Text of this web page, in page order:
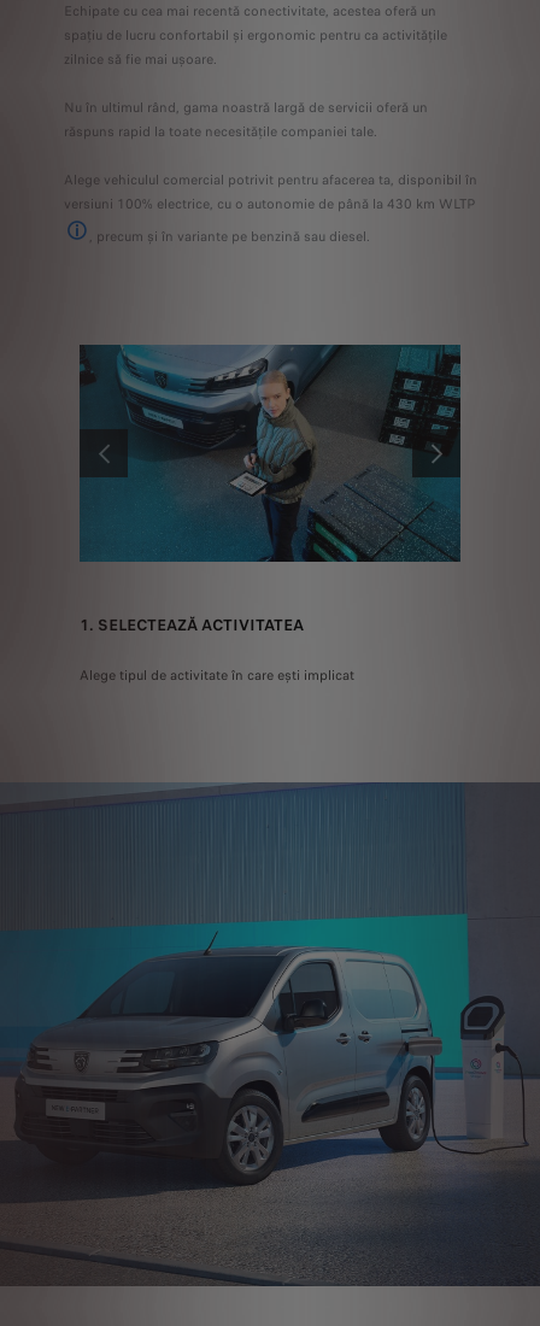
Echipate cu cea mai recentă conectivitate, acestea oferă un
spațiu de lucru confortabil și ergonomic pentru ca activitățile
zilnice să fie mai ușoare.
Nu în ultimul rând, gama noastră largă de servicii oferă un
răspuns rapid la toate necesitățile companiei tale.
Alege vehiculul comercial potrivit pentru afacerea ta, disponibil în
versiuni 100% electrice, cu o autonomie de până la 430 km WLTP
, precum și în variante pe benzină sau diesel.
ANTERIOR URMĂTORUL
1. SELECTEAZĂ ACTIVITATEA
Alege tipul de activitate în care ești implicat